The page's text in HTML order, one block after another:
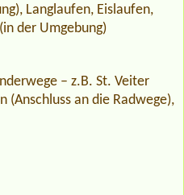
Langlaufen, Eislaufen,
der Umgebung)
– z.B. St. Veiter
(Anschluss an die Radwege),